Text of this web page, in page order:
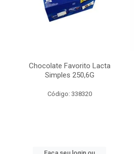
Chocolate Favorito Lacta
Simples 250,6G
Código: 338320